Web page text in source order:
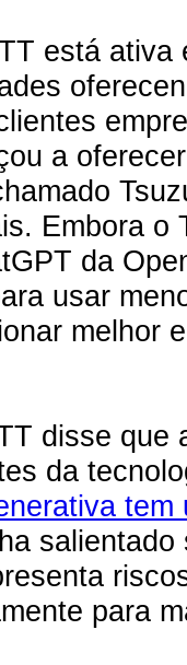
está ativa
a
Embora o
da
usar
melhor
disse que
da
tem
salientado
para